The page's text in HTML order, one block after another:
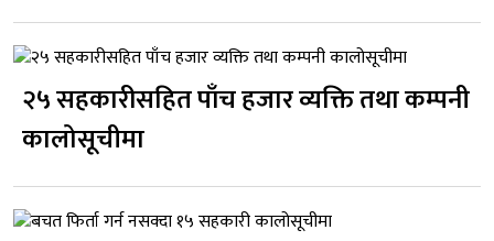
२५ सहकारीसहित पाँच हजार व्यक्ति तथा कम्पनी
कालोसूचीमा